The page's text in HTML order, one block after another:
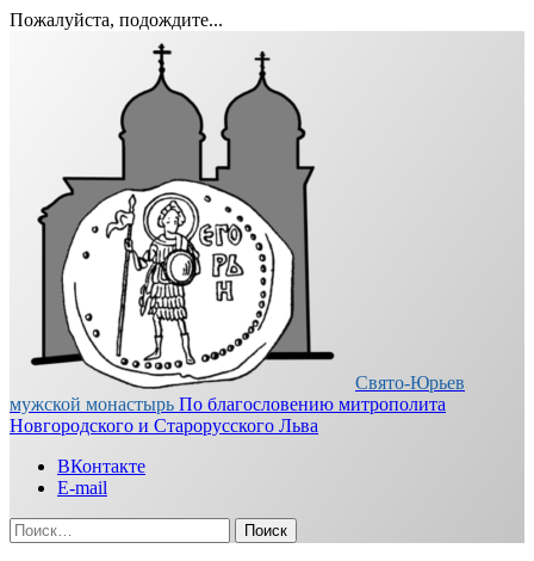
Пожалуйста, подождите...
Свято-Юрьев
мужской монастырь По благословению митрополита
Новгородского и Старорусского Льва
ВКонтакте
E-mail
Найти: